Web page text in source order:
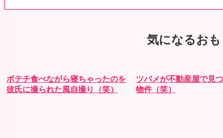
気になるおも
ポテチ食べながら寝ちゃったのを
彼氏に撮られた風自撮り（笑）
ツバメが不動産屋で見
物件（笑）